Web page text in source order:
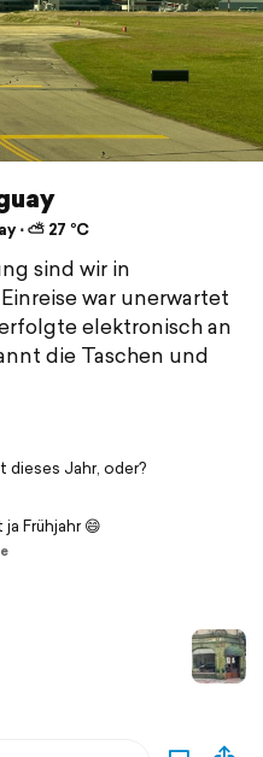
⋅ ⛅ 27 °C
sind wir in
war unerwartet
elektronisch an
die Taschen und
dieses Jahr, oder?
Frühjahr 😄